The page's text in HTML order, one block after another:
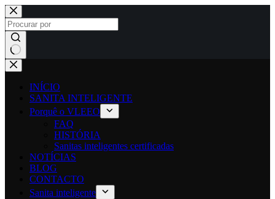
INÍCIO
SANITA INTELIGENTE
Porquê o VLEEO
FAQ
HISTÓRIA
Sanitas inteligentes certificadas
NOTÍCIAS
BLOG
CONTACTO
Sanita inteligente